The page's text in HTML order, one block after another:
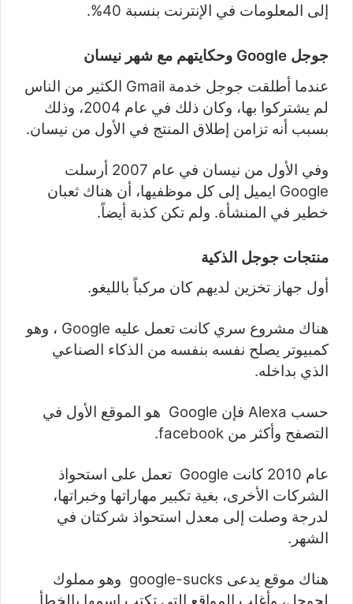
إلى المعلومات في الإنترنت بنسبة 40%.
جوجل Google وحكايتهم مع شهر نيسان
عندما أطلقت جوجل خدمة
Gmail الكثير من الناس
لم يشتركوا بها، وكان ذلك في عام 2004، وذلك
بسبب أنه تزامن إطلاق المنتج في الأول من نيسان.
وفي الأول من نيسان في عام 2007 أرسلت
Google ايميل إلى كل موظفيها، أن هناك ثعبان
خطير في المنشأة. ولم تكن كذبة أيضاً.
منتجات جوجل الذكية
أول جهاز تخزين لديهم كان مركباً بالليغو.
هناك مشروع سري كانت تعمل عليه Google ، وهو
كمبيوتر يصلح نفسه بنفسه من الذكاء الصناعي
الذي بداخله.
حسب Alexa فإن Google هو الموقع الأول في
التصفح وأكثر من facebook.
عام 2010 كانت Google تعمل على استحواذ
الشركات الأخرى، بغية تكبير مهاراتها وخبراتها،
لدرجة وصلت إلى معدل استحواذ شركتان في
الشهر.
هناك موقع يدعى
google-sucks وهو مملوك